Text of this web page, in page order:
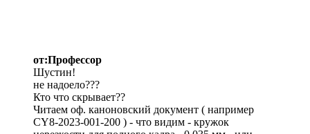
от:Профессор
Шустин!
не надоело???
Кто что скрывает??
Читаем оф. каноновский документ ( например
CY8-2023-001-200 ) - что видим - кружок